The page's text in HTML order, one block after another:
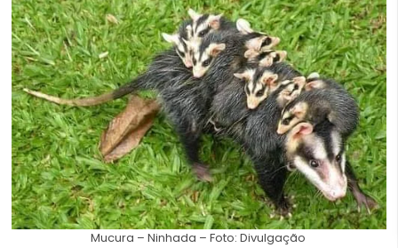
Mucura – Ninhada – Foto: Divulgação